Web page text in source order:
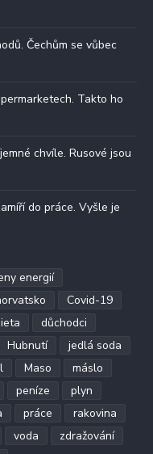
Čechům se vůbec
Takto ho
chvíle. Rusové jsou
do práce. Vyšle je
energií
Covid-19
důchodci
Hubnutí
jedlá soda
Maso
máslo
peníze
plyn
práce
rakovina
voda
zdražování